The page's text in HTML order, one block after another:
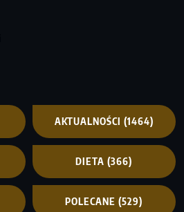
AKTUALNOŚCI (1464)
DIETA (366)
POLECANE (529)